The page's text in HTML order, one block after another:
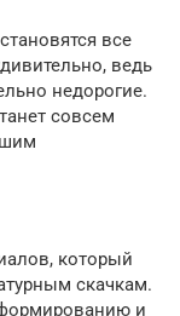
все
ведь
недорогие.
совсем
который
скачкам.
и